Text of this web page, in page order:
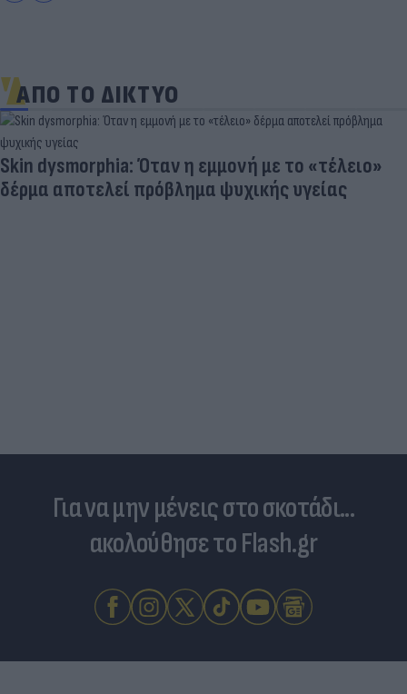
ΑΠΟ ΤΟ ΔΙΚΤΥΟ
Για να μην μένεις στο σκοτάδι...
ακολούθησε το Flash.gr